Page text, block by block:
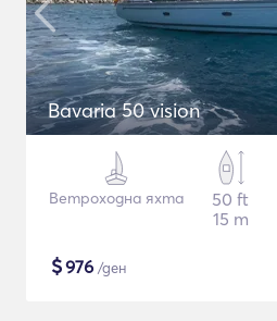
Bavaria 50 vision
Ветроходна яхта
50 ft
15 m
$976 /ден